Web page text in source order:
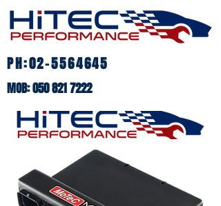
PH:02-5564645
MOB:050 821 7222